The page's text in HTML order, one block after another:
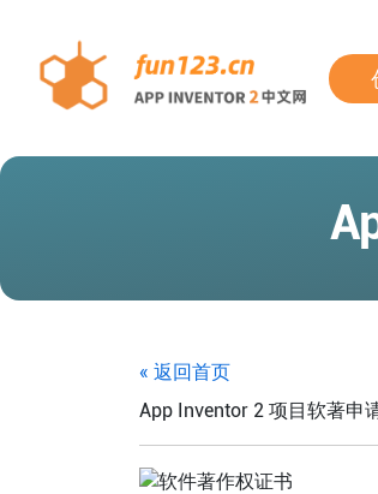
« 返回首页
App Inventor 2 项目软著申